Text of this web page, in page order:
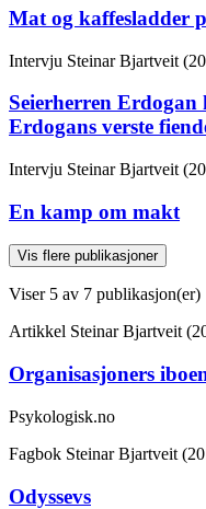
Mat og kaffesladder
Intervju Steinar Bjartveit
Seierherren Erdogan
Erdogans verste
Intervju Steinar Bjartveit
En kamp om makt
Vis flere publikasjoner
Viser 5 av 7 publikasjon(er)
Artikkel Steinar Bjartveit
Organisasjoners
Psykologisk.no
Fagbok Steinar Bjartveit
Odyssevs